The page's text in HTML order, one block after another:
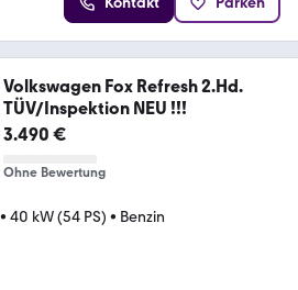
Volkswagen Fox Refresh 2.Hd.
TÜV/Inspektion NEU !!!
3.490 €
Ohne Bewertung
• 40 kW (54 PS) • Benzin